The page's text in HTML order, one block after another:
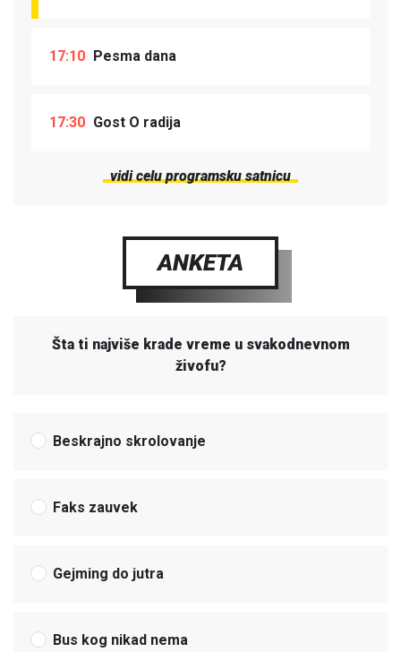
17:10 Pesma dana
17:30 Gost O radija
vidi celu programsku satnicu
ANKETA
Šta ti najviše krade vreme u svakodnevnom
živofu?
Beskrajno skrolovanje
Faks zauvek
Gejming do jutra
Bus kog nikad nema